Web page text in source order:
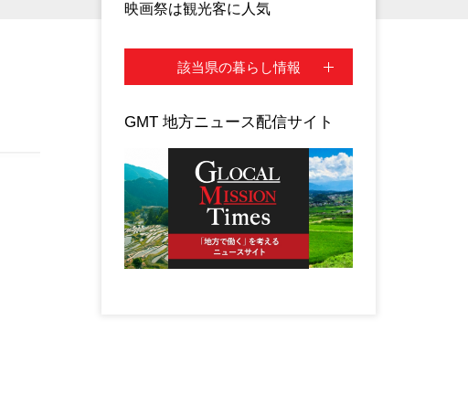
映画祭は観光客に人気
該当県の暮らし情報
GMT 地方ニュース配信サイト